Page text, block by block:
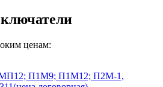
ценам:
П1М9; П1М12; П2М-1,